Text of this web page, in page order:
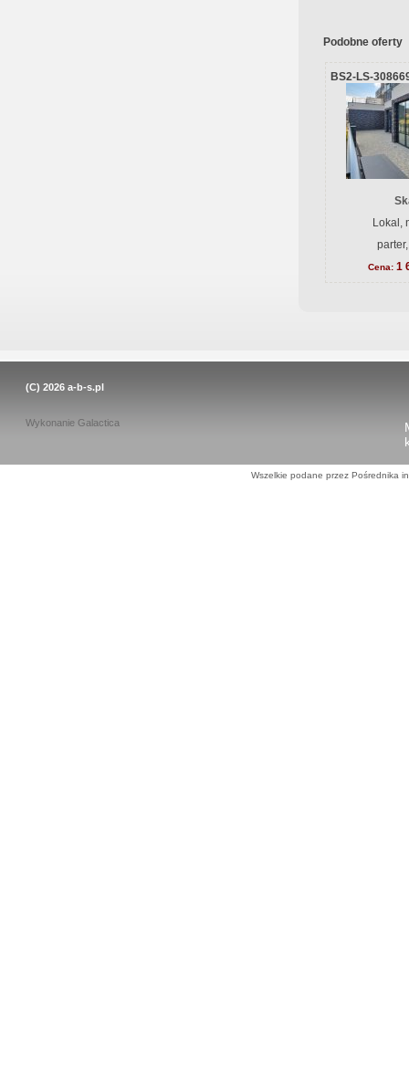
Podobne oferty
BS2-LS-
Lokal,
Cena: 1
(C) 2026 a-b-s.pl
Wykonanie Galactica
Wszelkie podane przez Pośrednika